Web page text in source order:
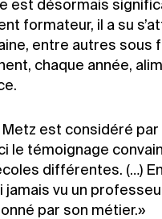
est désormais
formateur, il a su
entre autres sous
chaque année,
est considéré par
le témoignage
différentes. (…)
jamais vu un
par son métier.»